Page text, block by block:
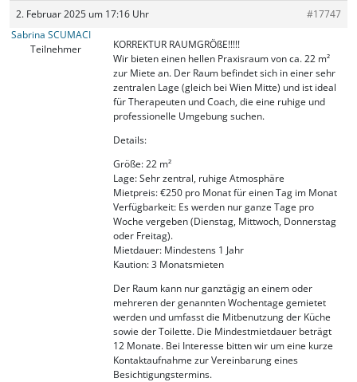
2. Februar 2025 um 17:16 Uhr
#17747
Sabrina SCUMACI
Teilnehmer
KORREKTUR RAUMGRÖßE!!!!!
Wir bieten einen hellen Praxisraum von ca. 22 m²
zur Miete an. Der Raum befindet sich in einer sehr
zentralen Lage (gleich bei Wien Mitte) und ist ideal
für Therapeuten und Coach, die eine ruhige und
professionelle Umgebung suchen.
Details:
Größe: 22 m²
Lage: Sehr zentral, ruhige Atmosphäre
Mietpreis: €250 pro Monat für einen Tag im Monat
Verfügbarkeit: Es werden nur ganze Tage pro
Woche vergeben (Dienstag, Mittwoch, Donnerstag
oder Freitag).
Mietdauer: Mindestens 1 Jahr
Kaution: 3 Monatsmieten
Der Raum kann nur ganztägig an einem oder
mehreren der genannten Wochentage gemietet
werden und umfasst die Mitbenutzung der Küche
sowie der Toilette. Die Mindestmietdauer beträgt
12 Monate. Bei Interesse bitten wir um eine kurze
Kontaktaufnahme zur Vereinbarung eines
Besichtigungstermins.